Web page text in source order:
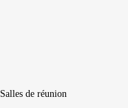
Salles de réunion